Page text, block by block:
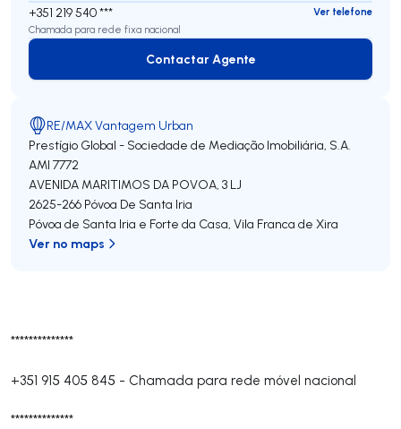
**************
+351 915 405 845 - Chamada para rede móvel nacional
**************
+351 219 540 ***
Ver telefone
Chamada para rede fixa nacional
Contactar Agente
Contactar Agente
RE/MAX Vantagem Urban
Prestígio Global - Sociedade de Mediação Imobiliária, S.A.
AMI 7772
AVENIDA MARITIMOS DA POVOA, 3 LJ
2625-266 Póvoa De Santa Iria
Póvoa de Santa Iria e Forte da Casa, Vila Franca de Xira
Ver no maps